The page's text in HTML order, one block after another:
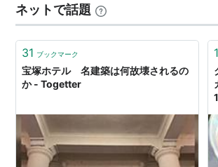
ネットで話題
31 ブックマーク
宝塚ホテル 名建築は何故壊されるの
か - Togetter